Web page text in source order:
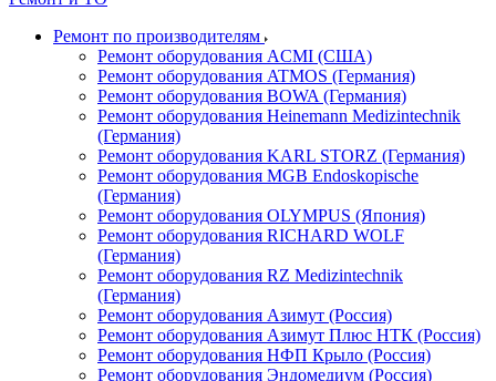
Ремонт по производителям
Ремонт оборудования ACMI (США)
Ремонт оборудования ATMOS (Германия)
Ремонт оборудования BOWA (Германия)
Ремонт оборудования Heinemann Medizintechnik
(Германия)
Ремонт оборудования KARL STORZ (Германия)
Ремонт оборудования MGB Endoskopische
(Германия)
Ремонт оборудования OLYMPUS (Япония)
Ремонт оборудования RICHARD WOLF
(Германия)
Ремонт оборудования RZ Medizintechnik
(Германия)
Ремонт оборудования Азимут (Россия)
Ремонт оборудования Азимут Плюс НТК (Россия)
Ремонт оборудования НФП Крыло (Россия)
Ремонт оборудования Эндомедиум (Россия)